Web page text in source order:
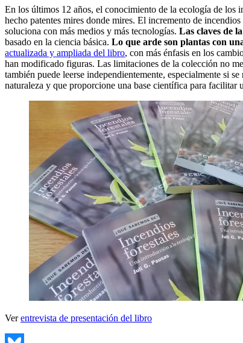
En los últimos 12 años, el conocimiento de la ecología de los
hecho patentes mires donde mires. El incremento de
soluciona con más medios y más tecnologías. Las claves de
basado en la ciencia básica. Lo que arde son plantas con
actualizada y ampliada del libro, con más énfasis en los
han modificado figuras. Las limitaciones de la colección no
también puede leerse independientemente, especialmente si
naturaleza y que proporcione una base científica para facilitar
Verentrevista de presentación del libro